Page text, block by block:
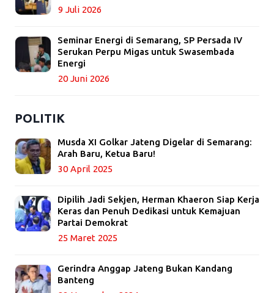
9 Juli 2026
Seminar Energi di Semarang, SP Persada IV
Serukan Perpu Migas untuk Swasembada
Energi
20 Juni 2026
POLITIK
Musda XI Golkar Jateng Digelar di Semarang:
Arah Baru, Ketua Baru!
30 April 2025
Dipilih Jadi Sekjen, Herman Khaeron Siap Kerja
Keras dan Penuh Dedikasi untuk Kemajuan
Partai Demokrat
25 Maret 2025
Gerindra Anggap Jateng Bukan Kandang
Banteng